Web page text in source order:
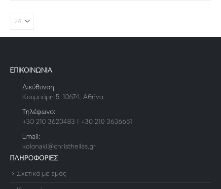
ΕΠΙΚΟΙΝΩΝΙΑ
Διεύθυνση:
Κουμπάρη 5, 10674, Αθήνα
Τηλέφωνο:
+30 210 3620483 | +30 210 3636651
Email:
kolonaki@christhellas.gr
ΠΛΗΡΟΦΟΡΙΕΣ
Σχετικά με εμάς